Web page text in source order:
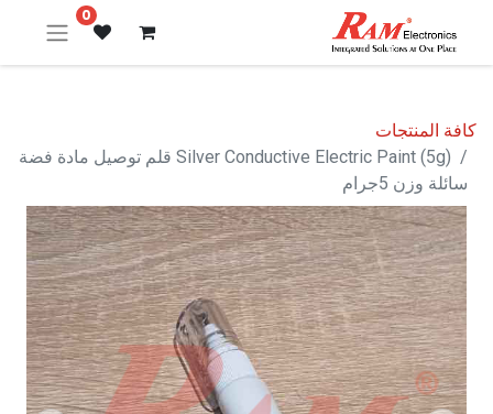
0
كافة المنتجات
Silver Conductive Electric Paint (5g) قلم توصيل مادة فضة
سائلة وزن 5جرام